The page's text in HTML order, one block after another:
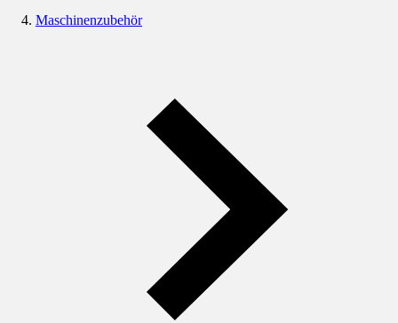
Maschinenzubehör